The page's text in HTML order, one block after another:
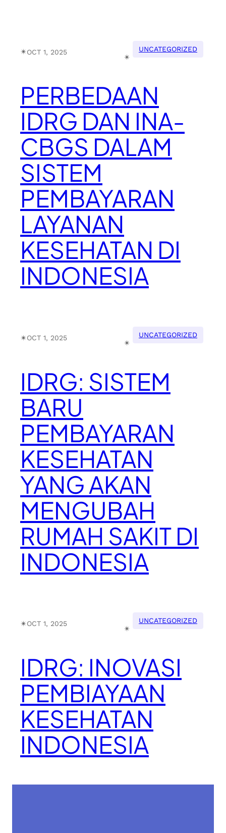
✴︎OCT 1, 2025
✴︎
UNCATEGORIZED
PERBEDAAN
IDRG DAN INA-
CBGS DALAM
SISTEM
PEMBAYARAN
LAYANAN
KESEHATAN DI
INDONESIA
✴︎OCT 1, 2025
✴︎
UNCATEGORIZED
IDRG: SISTEM
BARU
PEMBAYARAN
KESEHATAN
YANG AKAN
MENGUBAH
RUMAH SAKIT DI
INDONESIA
✴︎OCT 1, 2025
✴︎
UNCATEGORIZED
IDRG: INOVASI
PEMBIAYAAN
KESEHATAN
INDONESIA